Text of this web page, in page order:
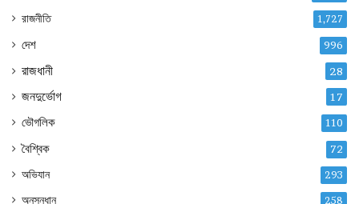
রাজনীতি 1,727
দেশ 996
রাজধানী 28
জনদুর্ভোগ 17
ভৌগলিক 110
বৈশ্বিক 72
অভিযান 293
অনুসন্ধান 258